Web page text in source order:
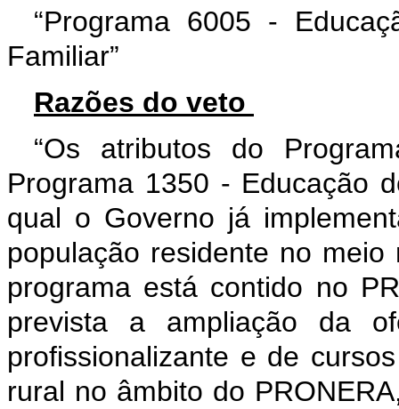
“Programa 6005 -
Familiar”
Razões do veto
“Os atributos do
Programa 1350 - Educação
qual o Governo já
população residente no
programa está contido no
prevista a ampliação da
profissionalizante e de
rural no âmbito do